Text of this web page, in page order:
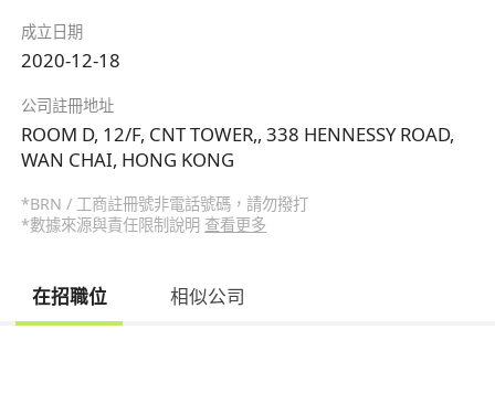
成立日期
2020-12-18
公司註冊地址
ROOM D, 12/F, CNT TOWER,, 338 HENNESSY ROAD,
WAN CHAI, HONG KONG
*BRN / 工商註冊號非電話號碼，請勿撥打
*數據來源與責任限制說明 查看更多
在招職位 相似公司